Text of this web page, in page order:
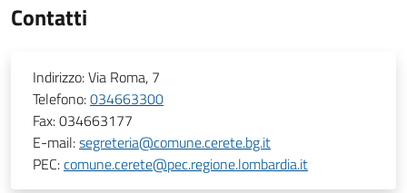
Contatti
Indirizzo:Via Roma, 7
Telefono:034663300
Fax:034663177
E-mail:segreteria@comune.cerete.bg.it
PEC:comune.cerete@pec.regione.lombardia.it